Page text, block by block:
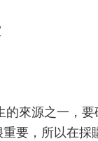
來源之一，
要，所以在